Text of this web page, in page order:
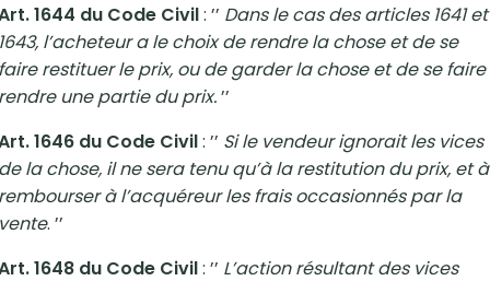
1644 du Code Civil: ’’ Dans le cas des articles 1641 et
l’acheteur a le choix de rendre la chose et de se
restituer le prix, ou de garder la chose et de se faire
une partie du prix.’’
1646 du Code Civil: ’’ Si le vendeur ignorait les vices
la chose, il ne sera tenu qu’à la restitution du prix, et à
à l’acquéreur les frais occasionnés par la
. ’’
1648 du Code Civil: ’’ L’action résultant des vices